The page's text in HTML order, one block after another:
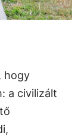
hogy
a civilizált